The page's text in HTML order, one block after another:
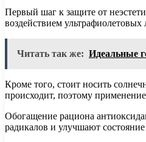
Первый шаг к защите от
воздействием
Читать так же: Идеальные
Кроме того, стоит носить
происходит, поэтому
Обогащение рациона
радикалов и улучшают